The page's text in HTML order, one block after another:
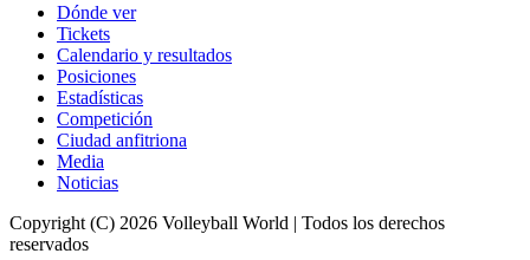
Dónde ver
Tickets
Calendario y resultados
Posiciones
Estadísticas
Competición
Ciudad anfitriona
Media
Noticias
Copyright (C) 2026 Volleyball World | Todos los derechos
reservados